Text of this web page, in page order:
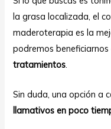
la grasa localizada, el
maderoterapia es la
podremos beneficiarnos
tratamientos.
Sin duda, una opción a
llamativos en poco